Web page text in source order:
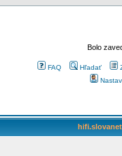
Bolo
FAQ Hľadať